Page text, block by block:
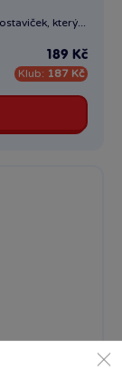
který...
189 Kč
Klub: 187 Kč